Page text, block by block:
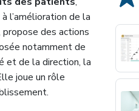
l’amélioration de la
des actions
notamment de
et de la direction, la
joue un rôle